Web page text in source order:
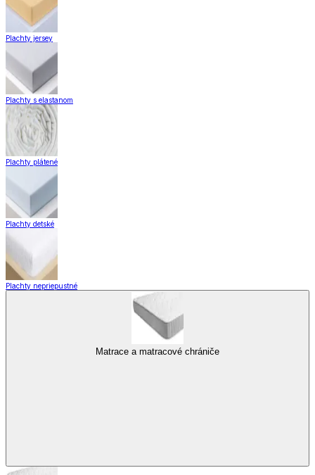
Plachty jersey
Plachty s elastanom
Plachty plátené
Plachty detské
Plachty nepriepustné
Matrace a matracové chrániče